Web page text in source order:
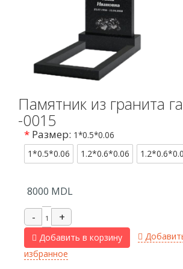
Памятник из гранита
-0015
* Размер: 1*0.5*0.06
1*0.5*0.06
1.2*0.6*0.06
8000 MDL
Добавить в корзину
избранное